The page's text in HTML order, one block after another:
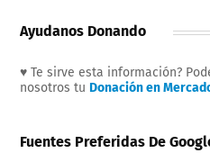
Ayudanos Donando
♥ Te sirve esta información?
nosotros tu Donación en
Fuentes Preferidas De